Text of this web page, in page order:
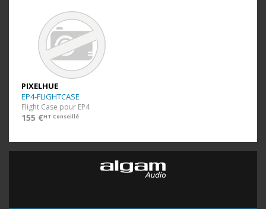
PIXELHUE
EP4-FLIGHTCASE
Flight Case pour EP4
155 €HT Conseillé